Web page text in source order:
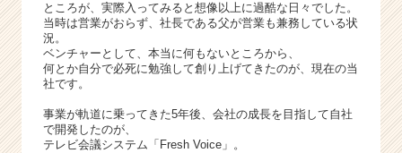
チ
ア
キ
ャ
（C
h
ところが、実際入ってみると想像以上に過酷な日々でした。
当時は営業がおらず、社長である父が営業も兼務している状
況。
ベンチャーとして、本当に何もないところから、
何とか自分で必死に勉強して創り上げてきたのが、現在の当
社です。
事業が軌道に乗ってきた5年後、会社の成長を目指して自社
で開発したのが、
テレビ会議システム「Fresh Voice」。